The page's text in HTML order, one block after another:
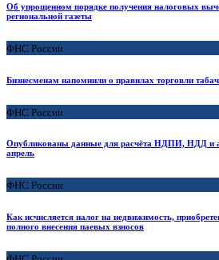
Об упрощенном порядке получения налоговых
региональной газеты
ФНС России
Бизнесменам напомнили о правилах торговли
ФНС России
Опубликованы данные для расчёта НДПИ, НДД и
апрель
ФНС России
Как исчисляется налог на недвижимость,
полного внесения паевых взносов